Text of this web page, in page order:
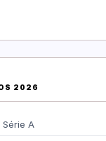
2026
Série A